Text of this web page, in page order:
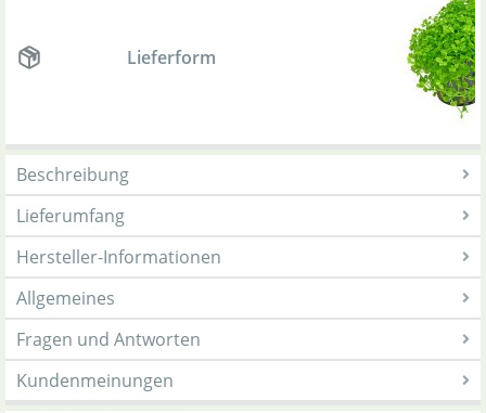
Lieferform
Beschreibung
Lieferumfang
Hersteller-Informationen
Allgemeines
Fragen und Antworten
Kundenmeinungen